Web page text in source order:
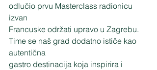
odlučio prvu Masterclass radionicu
izvan
Francuske održati upravo u Zagrebu.
Time se naš grad dodatno ističe kao
autentična
gastro destinacija koja inspirira i